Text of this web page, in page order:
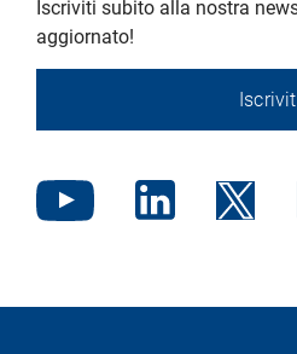
Iscriviti subito alla nostra
aggiornato!